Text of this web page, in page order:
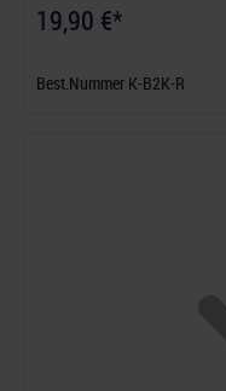
19,90 €*
Best.Nummer K-B2K-R